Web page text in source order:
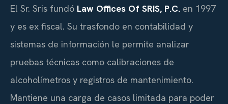
El Sr. Sris fundó Law Offices Of SRIS, P.C. en 1997
y es ex fiscal. Su trasfondo en contabilidad y
sistemas de información le permite analizar
pruebas técnicas como calibraciones de
alcoholímetros y registros de mantenimiento.
Mantiene una carga de casos limitada para poder